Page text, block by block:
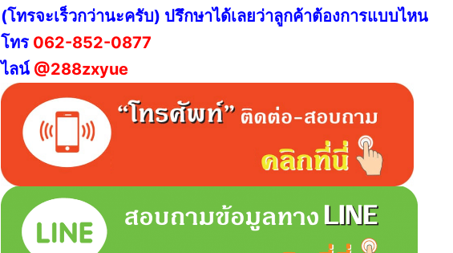
(โทรจะเร็วกว่านะครับ) ปรึกษาได้เลยว่าลูกค้าต้องการแบบไหน
โทร 062-852-0877
ไลน์ @288zxyue